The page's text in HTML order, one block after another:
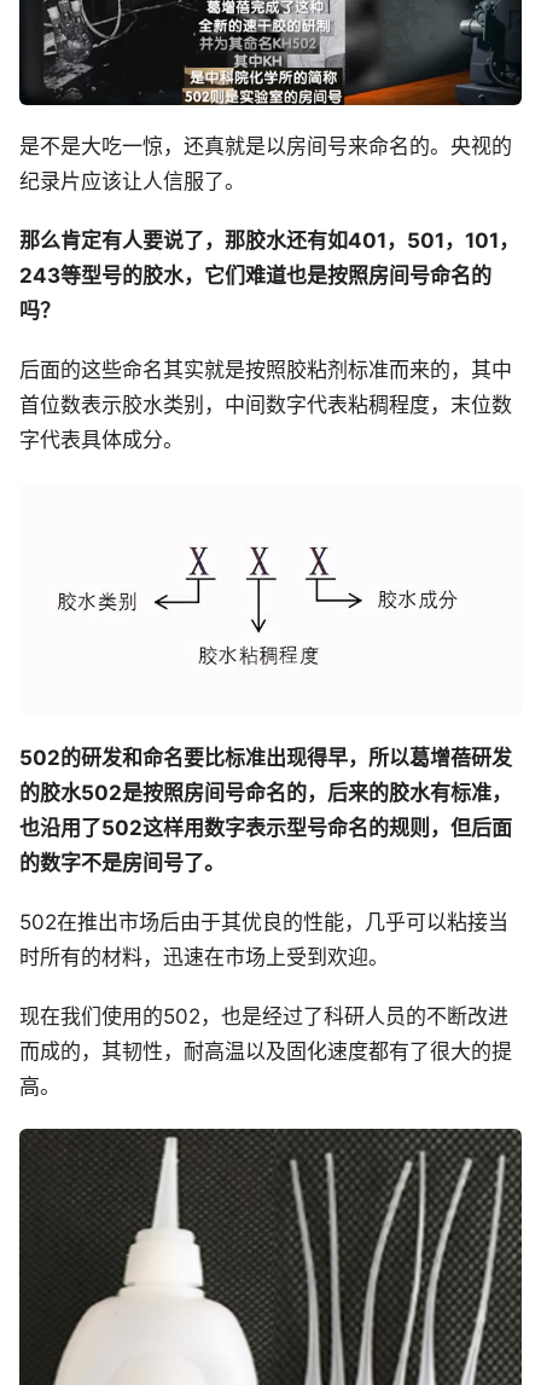
是不是大吃一惊，还真就是以房间号来命名的。央视的
纪录片应该让人信服了。
那么肯定有人要说了，那胶水还有如401，501，101，
243等型号的胶水，它们难道也是按照房间号命名的
吗？
后面的这些命名其实就是按照胶粘剂标准而来的，其中
首位数表示胶水类别，中间数字代表粘稠程度，末位数
字代表具体成分。
502的研发和命名要比标准出现得早，所以葛增蓓研发
的胶水502是按照房间号命名的，后来的胶水有标准，
也沿用了502这样用数字表示型号命名的规则，但后面
的数字不是房间号了。
502在推出市场后由于其优良的性能，几乎可以粘接当
时所有的材料，迅速在市场上受到欢迎。
现在我们使用的502，也是经过了科研人员的不断改进
而成的，其韧性，耐高温以及固化速度都有了很大的提
高。